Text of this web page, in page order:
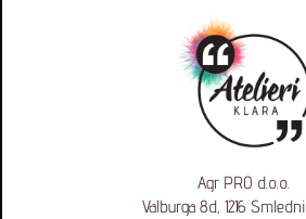
Agr PRO d.o.o.
Valburga 8d, 1216